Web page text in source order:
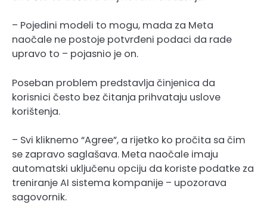
– Pojedini modeli to mogu, mada za Meta
naočale ne postoje potvrđeni podaci da rade
upravo to – pojasnio je on.
Poseban problem predstavlja činjenica da
korisnici često bez čitanja prihvataju uslove
korištenja.
– Svi kliknemo “Agree”, a rijetko ko pročita sa čim
se zapravo saglašava. Meta naočale imaju
automatski uključenu opciju da koriste podatke za
treniranje AI sistema kompanije – upozorava
sagovornik.